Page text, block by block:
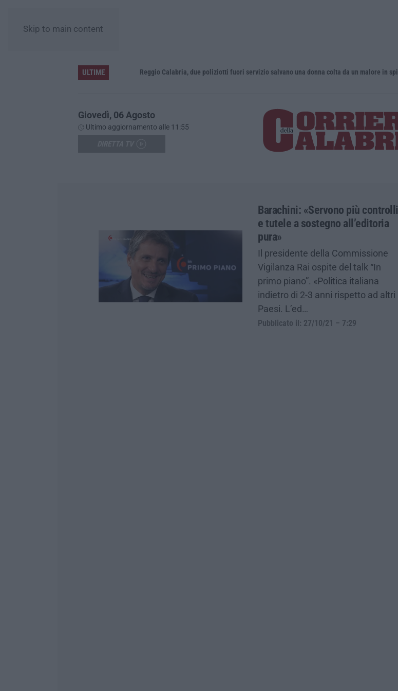
Skip to main content
ULTIME
Appalti pubblici gestiti da una struttura “ombra” tra Sicilia e Reggio Calabria: 12 misure cautelari – NOMI Reggio Calabria, due poliziotti fuori servizio salvano una donna colta da un malore in spiaggia
Giovedì, 06 Agosto
Ultimo aggiornamento alle 11:55
Barachini: «Servono più controlli
e tutele a sostegno all’editoria
pura»
Il presidente della Commissione
Vigilanza Rai ospite del talk “In
primo piano”. «Politica italiana
indietro di 2-3 anni rispetto ad altri
Paesi. L’ed…
Pubblicato il: 27/10/21 – 7:29